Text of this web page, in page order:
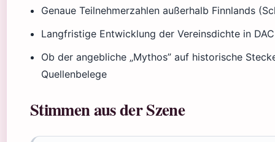
Genaue Teilnehmerzahlen außerhalb Finnlands
Langfristige Entwicklung der Vereinsdichte in
Ob der angebliche „Mythos” auf historische
Quellenbelege
Stimmen aus der Szene